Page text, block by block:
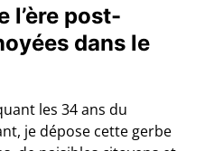
l’ère post-
dans le
les 34 ans du
je dépose cette gerbe